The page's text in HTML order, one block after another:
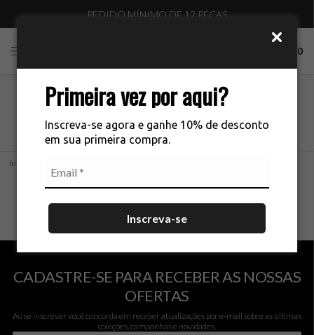
Primeira vez por aqui?
Inscreva-se agora e ganhe 10% de desconto
em sua primeira compra.
Inscreva-se
PEDIDO MÍNIMO DE 12 PEÇAS
0
NATURAL CHIC
Início
CADASTRE-SE PARA RECEBER AS NOSSAS
OFERTAS
Ao se inscrever você concorda em receber atualizações por e-mail sobre as últimas
coleções, campanhas e novidades.